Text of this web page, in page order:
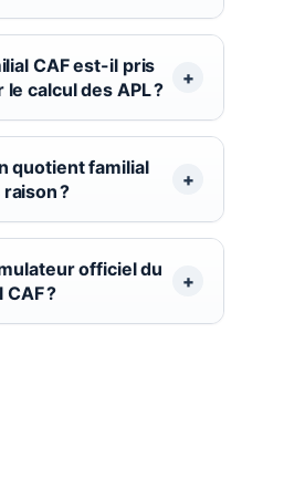
CAF est-il pris
calcul des APL ?
quotient familial
?
officiel du
?